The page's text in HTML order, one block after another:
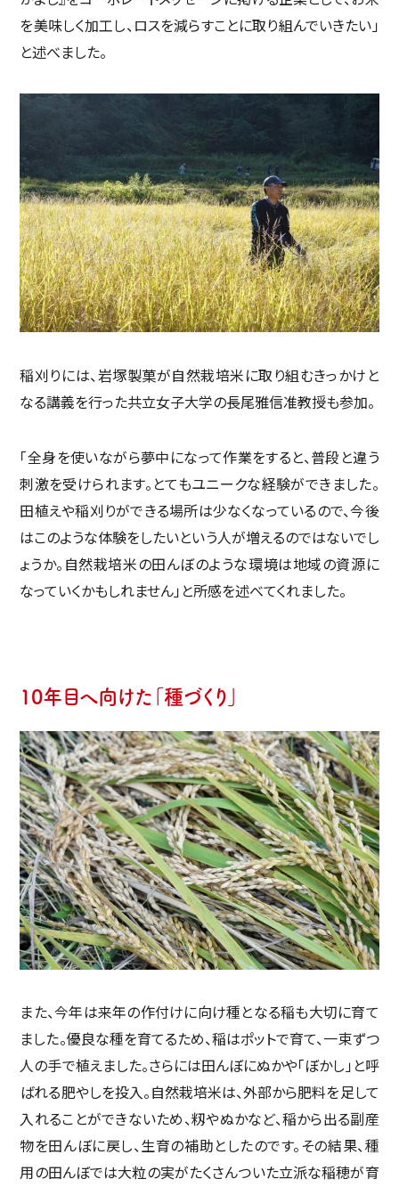
を美味しく加工し、ロスを減らすことに取り組んでいきたい」
と述べました。
稲刈りには、岩塚製菓が自然栽培米に取り組むきっかけと
なる講義を行った共立女子大学の長尾雅信准教授も参加。
「全身を使いながら夢中になって作業をすると、普段と違う
刺激を受けられます。とてもユニークな経験ができました。
田植えや稲刈りができる場所は少なくなっているので、今後
はこのような体験をしたいという人が増えるのではないでし
ょうか。自然栽培米の田んぼのような環境は地域の資源に
なっていくかもしれません」と所感を述べてくれました。
10年目へ向けた「種づくり」
また、今年は来年の作付けに向け種となる稲も大切に育て
ました。優良な種を育てるため、稲はポットで育て、一束ずつ
人の手で植えました。さらには田んぼにぬかや「ぼかし」と呼
ばれる肥やしを投入。自然栽培米は、外部から肥料を足して
入れることができないため、籾やぬかなど、稲から出る副産
物を田んぼに戻し、生育の補助としたのです。その結果、種
用の田んぼでは大粒の実がたくさんついた立派な稲穂が育